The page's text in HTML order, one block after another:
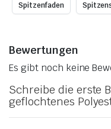
Spitzenfaden
Bewertungen
Es gibt noch keine
Schreibe die erste
geflochtenes